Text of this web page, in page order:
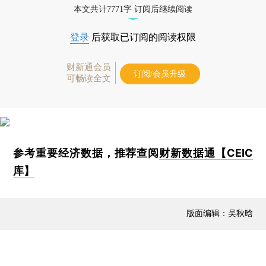
本文共计7771字 订阅后继续阅读
登录 后获取已订阅的阅读权限
财新通会员
可畅读全文
订阅/会员升级
参考重要经济数据，推荐查阅 财新数据通【CEIC
库】
版面编辑：吴秋晗